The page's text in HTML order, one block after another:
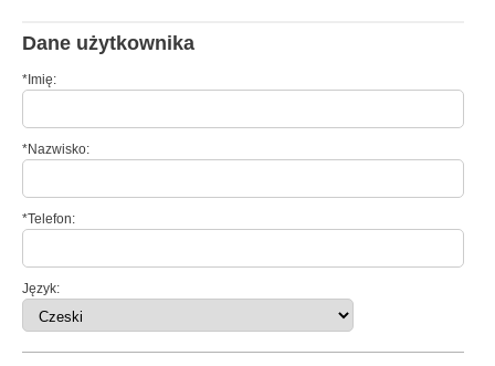
Dane użytkownika
*Imię:
*Nazwisko:
*Telefon:
Język: